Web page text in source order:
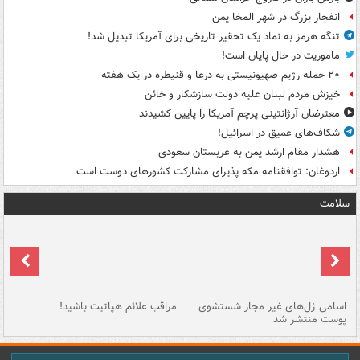
انفجار بزرگ در شهر المخا یمن
تنگه هرمز به نماد یک تحقیر تاریخی برای آمریکا تبدیل شد!
ماموریت در حال پایان است!
۲۰ حمله رژیم صهیونیستی به درعا و قنیطره در یک هفته
خیزش مردم لبنان علیه دولت سازشکار و خائن
معترضان آرژانتینی پرچم آمریکا را پایین کشیدند
شکاف‌های عمیق در اسرائیل!
هشدار مقام ارشد یمن به عربستان سعودی
اردوغان: توافقنامه مکه پذیرای مشارکت کشورهای دوست است
سلامت
اسامی ژل‌های غیر مجاز شستشوی
پوست منتشر شد
مراقب علائم هپاتیت باشید!